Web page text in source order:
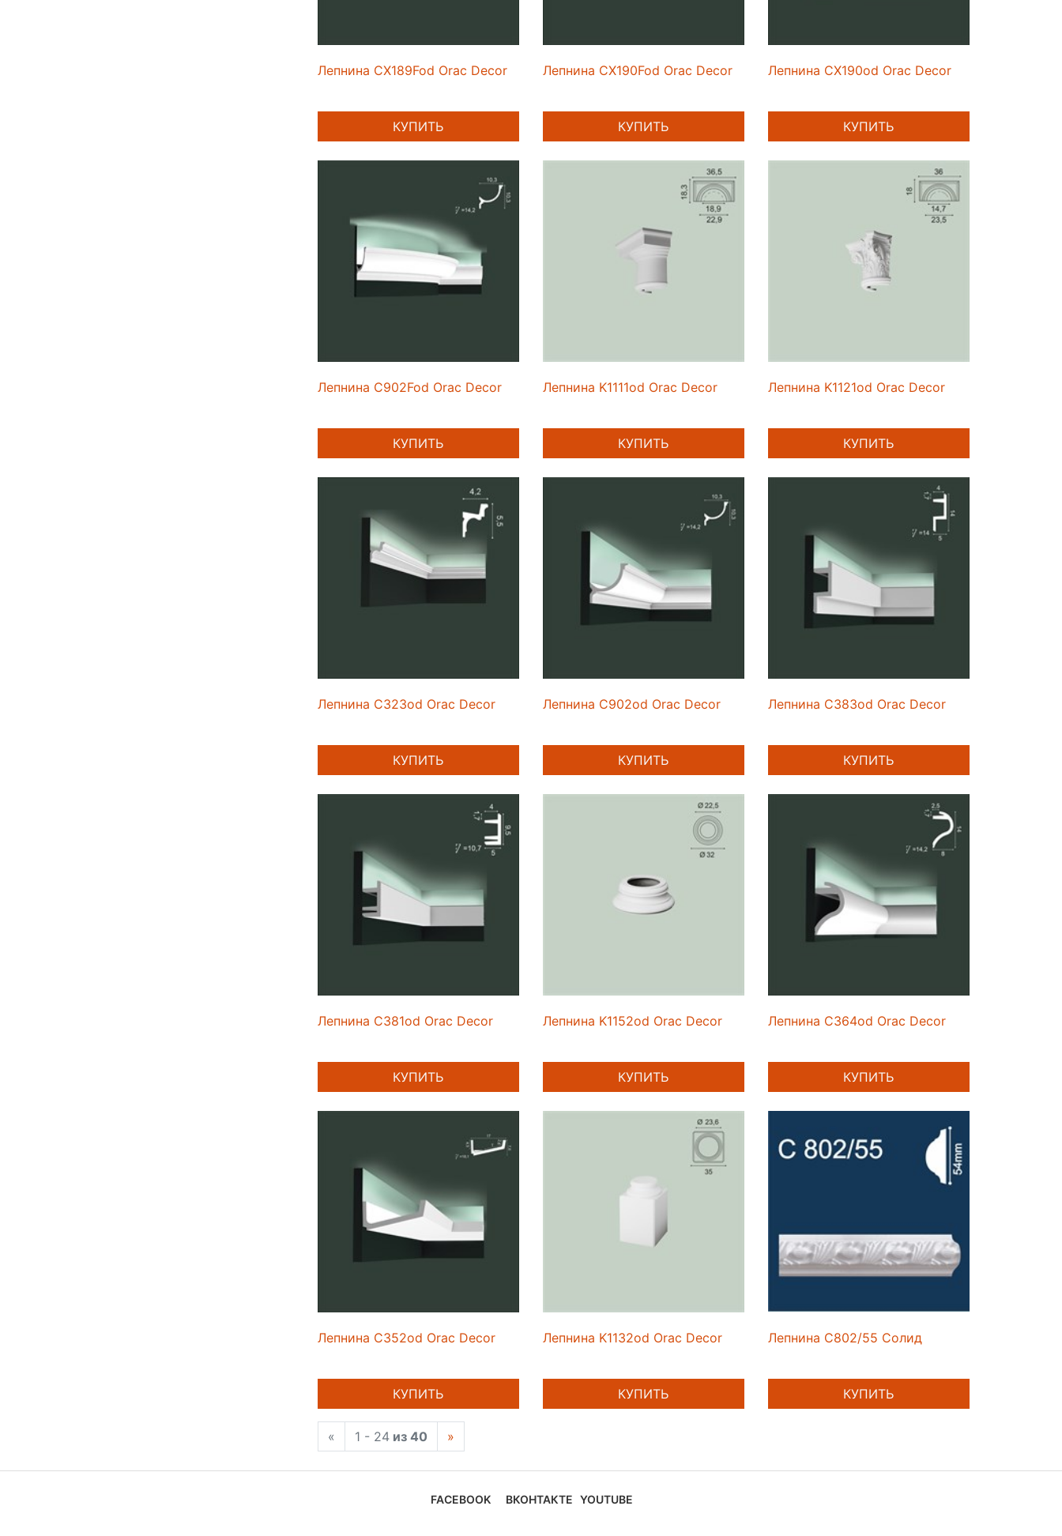
Лепнина CX189Fod Orac Decor
КУПИТЬ
Лепнина CX190Fod Orac Decor
КУПИТЬ
Лепнина CX190od Orac Decor
КУПИТЬ
Лепнина C902Fod Orac Decor
КУПИТЬ
Лепнина K1111od Orac Decor
КУПИТЬ
Лепнина K1121od Orac Decor
КУПИТЬ
Лепнина C323od Orac Decor
КУПИТЬ
Лепнина C902od Orac Decor
КУПИТЬ
Лепнина C383od Orac Decor
КУПИТЬ
Лепнина C381od Orac Decor
КУПИТЬ
Лепнина K1152od Orac Decor
КУПИТЬ
Лепнина C364od Orac Decor
КУПИТЬ
Лепнина C352od Orac Decor
КУПИТЬ
Лепнина K1132od Orac Decor
КУПИТЬ
Лепнина C802/55 Солид
КУПИТЬ
« 1 - 24 из 40 »
FACEBOOK ВКОНТАКТЕ YOUTUBE